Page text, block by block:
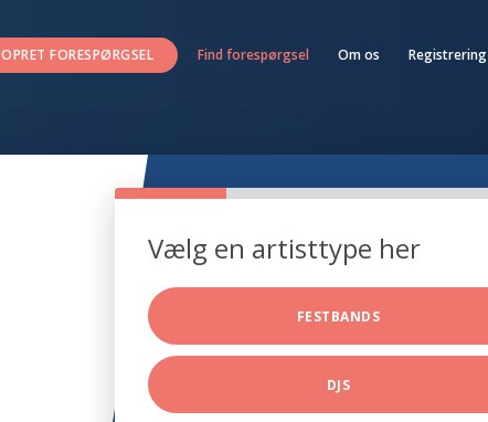
OPRET FORESPØRGSEL Find forespørgsel Om os Registrering
Vælg en artisttype her
FESTBANDS
DJS